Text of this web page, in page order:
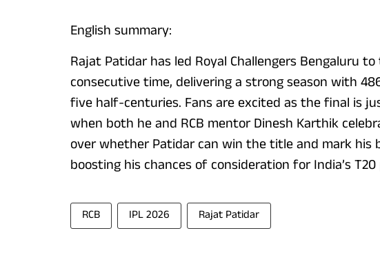
English summary:
Rajat Patidar has led Royal Challengers Bengaluru
consecutive time, delivering a strong season with
five half-centuries. Fans are excited as the final is
when both he and RCB mentor Dinesh Karthik
over whether Patidar can win the title and mark
boosting his chances of consideration for India’s T20
RCB IPL 2026 Rajat Patidar